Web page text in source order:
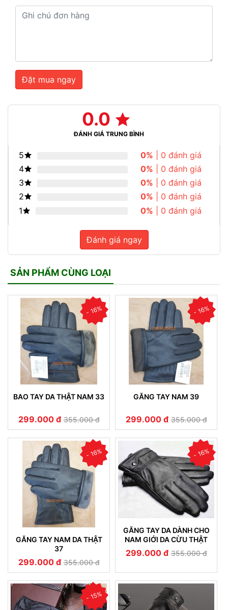
Đặt mua ngay
0.0
ĐÁNH GIÁ TRUNG BÌNH
5 0% | 0 đánh giá
4
0% | 0 đánh giá
3
0% | 0 đánh giá
2
0% | 0 đánh giá
1
0% | 0 đánh giá
Đánh giá ngay
SẢN PHẨM CÙNG LOẠI
- 16%
BAO TAY DA THẬT NAM 33
299.000 đ 355.000 đ
- 16%
GĂNG TAY NAM 39
299.000 đ 355.000 đ
- 16%
GĂNG TAY NAM DA THẬT
37
299.000 đ 355.000 đ
- 16%
GĂNG TAY DA DÀNH CHO
NAM GIỚI DA CỪU THẬT
CAO CẤP 20
299.000 đ 355.000 đ
- 15%